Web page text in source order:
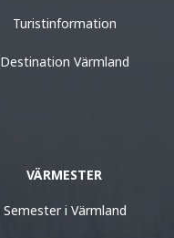
Turistinformation
Destination Värmland
VÄRMESTER
Semester i Värmland